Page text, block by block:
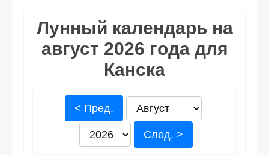
Лунный календарь на
август 2026 года для
Канска
< Пред.
След. >